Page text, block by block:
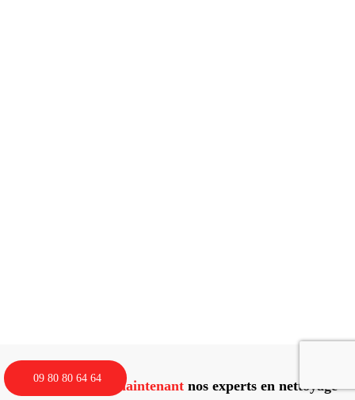
09 80 80 64 64
Contactez dès maintenant nos experts en nettoyage